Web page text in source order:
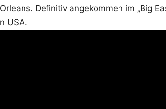
Definitiv angekommen im „Big
USA.